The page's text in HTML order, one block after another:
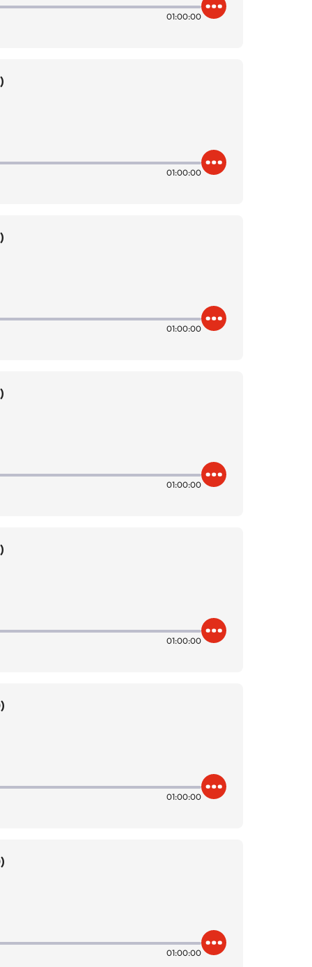
01:00:00
01:00:00
01:00:00
01:00:00
01:00:00
01:00:00
01:00:00